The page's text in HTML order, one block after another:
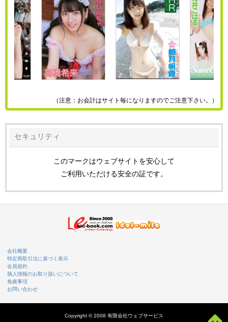
（注意：お会計はサイト毎になりますのでご注意下さい。）
セキュリティ
このマークはウェブサイトを安心して
ご利用いただける安全の証です。
会社概要
特定商取引法に基づく表示
会員規約
個人情報のお取り扱いについて
免責事項
お問い合わせ
Copyright © 2008 有限会社ウェブサービス